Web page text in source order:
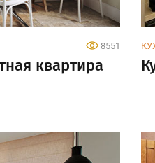
8551
квартира